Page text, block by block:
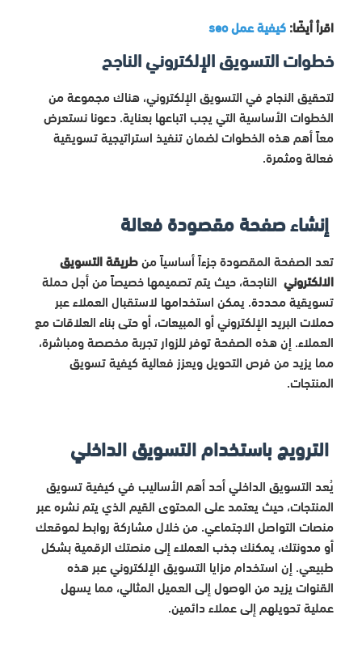
اقرأ أيضًا: كيفية عمل seo
خطوات التسويق الإلكتروني الناجح
لتحقيق النجاح في التسويق الإلكتروني، هناك مجموعة من
الخطوات الأساسية التي يجب اتباعها بعناية. دعونا نستعرض
معاً أهم هذه الخطوات لضمان تنفيذ استراتيجية تسويقية
فعالة ومثمرة.
إنشاء صفحة مقصودة فعالة
تعد الصفحة المقصودة جزءاً أساسياً منطريقة التسويق
الالكتروني الناجحة، حيث يتم تصميمها خصيصاً من أجل حملة
تسويقية محددة. يمكن استخدامها لاستقبال العملاء عبر
حملات البريد الإلكتروني أو المبيعات، أو حتى بناء العلاقات مع
العملاء. إن هذه الصفحة توفر للزوار تجربة مخصصة ومباشرة،
مما يزيد من فرص التحويل ويعزز فعالية كيفية تسويق
المنتجات.
الترويج باستخدام التسويق الداخلي
يُعد التسويق الداخلي أحد أهم الأساليب في كيفية تسويق
المنتجات، حيث يعتمد على المحتوى القيم الذي يتم نشره عبر
منصات التواصل الاجتماعي. من خلال مشاركة روابط لموقعك
أو مدونتك، يمكنك جذب العملاء إلى منصتك الرقمية بشكل
طبيعي. إن استخدام مزايا التسويق الإلكتروني عبر هذه
القنوات يزيد من الوصول إلى العميل المثالي، مما يسهل
عملية تحويلهم إلى عملاء دائمين.